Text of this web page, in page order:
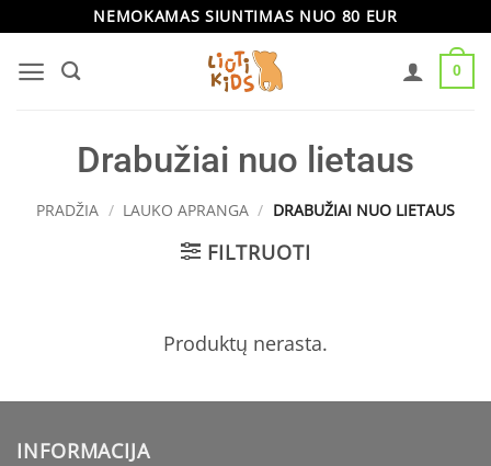
content
NEMOKAMAS SIUNTIMAS NUO 80 EUR
0
Drabužiai nuo lietaus
PRADŽIA / LAUKO APRANGA / DRABUŽIAI NUO LIETAUS
FILTRUOTI
Produktų nerasta.
INFORMACIJA